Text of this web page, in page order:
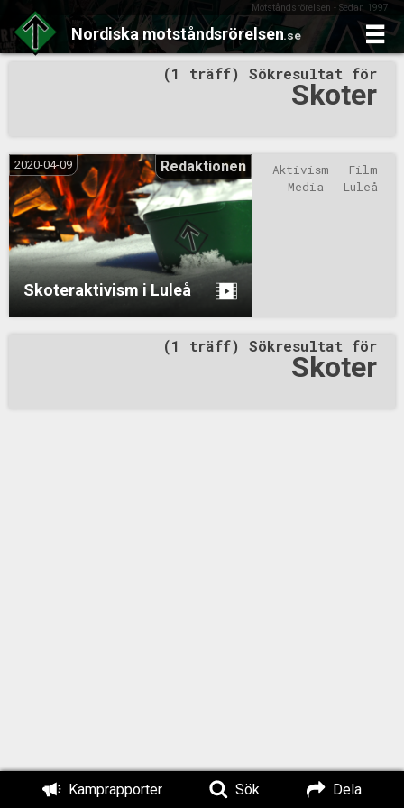
Motståndsrörelsen - Sedan 1997
Nordiska motståndsrörelsen.se
Kamprapporter Sök Dela
to
(1 träff) Sökresultat för
Skoter
Skoteraktivism i Luleå
2020-04-09 Redaktionen Aktivism
Film
Media
Luleå
(1 träff) Sökresultat för
Skoter